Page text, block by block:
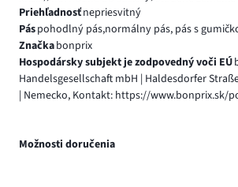
Priehľadnosťnepriesvitný
Páspohodlný pás,normálny pás, pás s
Značkabonprix
Hospodársky subjekt je zodpovedný voči EÚ
Handelsgesellschaft mbH | Haldesdorfer
| Nemecko, Kontakt: https://www.bonprix.sk/
Možnosti doručenia